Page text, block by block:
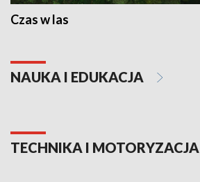
Czas w las
NAUKA I EDUKACJA
TECHNIKA I MOTORYZACJA